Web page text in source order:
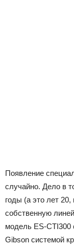
Появление
случайно. Дело в
годы (а это лет
собственную
модель ES-CTI300
Gibson системой